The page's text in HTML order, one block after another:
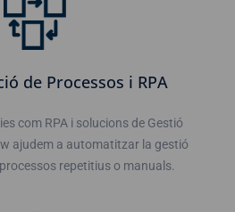
de Processos i RPA
com RPA i solucions de Gestió
ajudem a automatitzar la gestió
repetitius o manuals.